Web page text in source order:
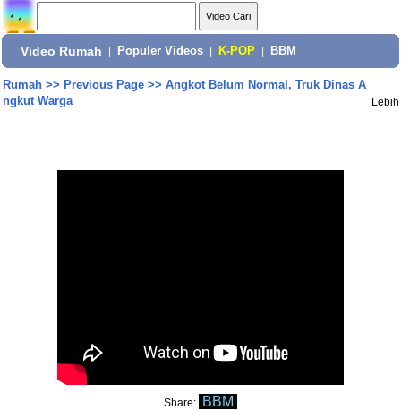
Video Rumah Populer Videos K-POP BBM
Rumah>> Previous Page>> Angkot Belum Normal, Truk Dinas A
ngkut Warga
Lebih
Share: BBM